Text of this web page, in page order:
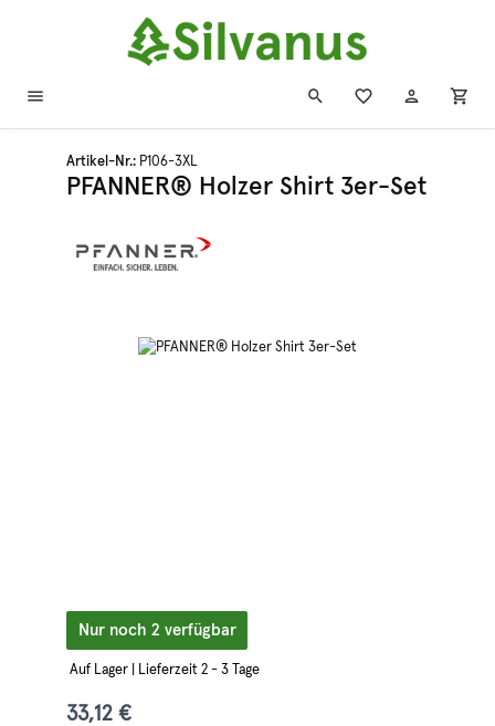
Zum Hauptinhalt springen
Artikel-Nr.: P106-3XL
PFANNER® Holzer Shirt 3er-Set
Bildergalerie überspringen
Nur noch 2 verfügbar
Auf Lager | Lieferzeit 2 - 3 Tage
33,12 €